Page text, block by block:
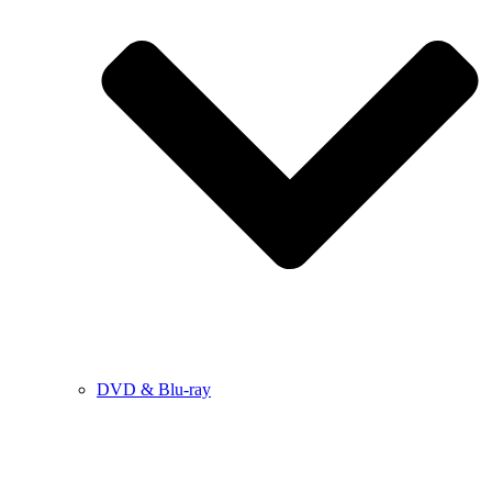
DVD & Blu-ray